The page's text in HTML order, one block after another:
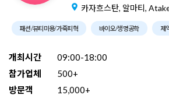
카자흐스탄, 알마티,
패션/뷰티미용/가죽피혁 바이오/생명공학 제
개최시간
09:00-18:00
참가업체
500+
방문객
15,000+